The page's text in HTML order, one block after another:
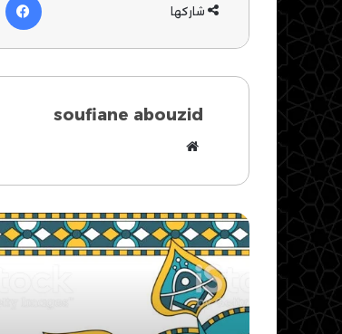
شاركها
soufiane abouzid